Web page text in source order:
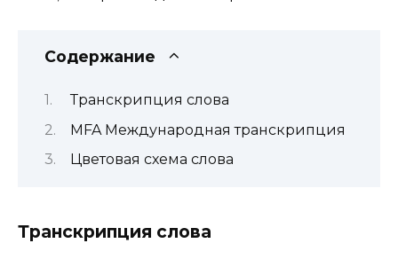
Содержание
Транскрипция слова
MFA Международная транскрипция
Цветовая схема слова
Транскрипция слова